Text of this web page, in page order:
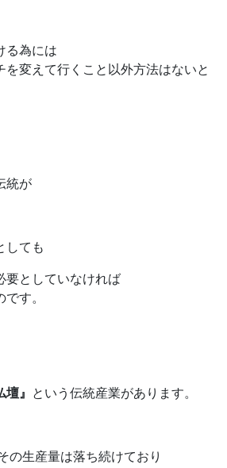
る為には
変えて行くこと以外方法はないと
統が
しても
要としていなければ
す。
壇』 という伝統産業があります。
の生産量は落ち続けており